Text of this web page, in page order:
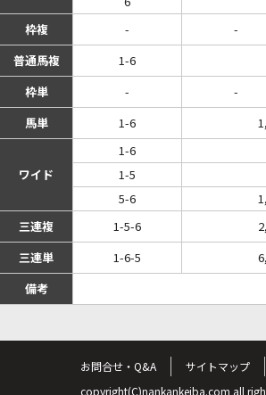
枠複
- -
普通馬複
1-6
枠単
- -
馬単
1-6
ワイド
1-6
1-5
5-6
三連複
1-5-6
三連単
1-6-5
備考
お問合せ・Q&A サイトマップ
copyright(C)nankankeiba.com all